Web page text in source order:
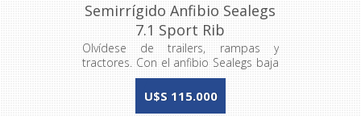
Semirrígido Anfibio Sealegs
7.1 Sport Rib
Olvídese de trailers, rampas y
tractores. Con el anfibio Sealegs baja
donde y cuando quiere
autopropulsado, levanta las ruedas y
U$S 115.000